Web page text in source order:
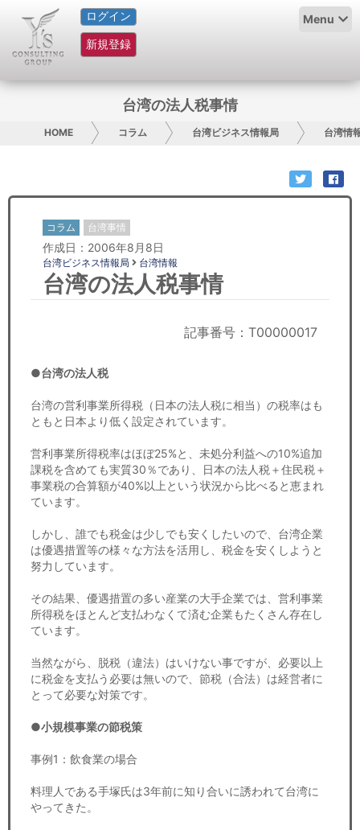
ログイン
新規登録
Menu
HOME
サービス紹介
グループ概要
日本人にPR
コンサルティング
セミナー
経済ニュース
ＩＴ
台湾の法人税事情
HOME コラム 台湾ビジネス情報局 台湾情
コラム 台湾事情
作成日：2006年8月8日
台湾ビジネス情報局 台湾情報
台湾の法人税事情
記事番号：T00000017
●台湾の法人税
台湾の営利事業所得税（日本の法人税に相当）の税率はも
ともと日本より低く設定されています。
営利事業所得税率はほぼ25%と、未処分利益への10%追加
課税を含めても実質30％であり、日本の法人税＋住民税＋
事業税の合算額が40%以上という状況から比べると恵まれ
ています。
しかし、誰でも税金は少しでも安くしたいので、台湾企業
は優遇措置等の様々な方法を活用し、税金を安くしようと
努力しています。
その結果、優遇措置の多い産業の大手企業では、営利事業
所得税をほとんど支払わなくて済む企業もたくさん存在し
ています。
当然ながら、脱税（違法）はいけない事ですが、必要以上
に税金を支払う必要は無いので、節税（合法）は経営者に
とって必要な対策です。
●小規模事業の節税策
事例1：飲食業の場合
料理人である手塚氏は3年前に知り合いに誘われて台湾に
やってきた。